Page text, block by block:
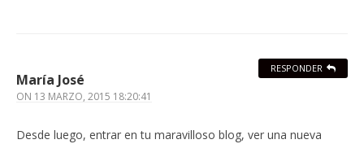
María José
ON 13 MARZO, 2015 18:20:41
Desde luego, entrar en tu maravilloso blog, ver una nueva
RESPONDER